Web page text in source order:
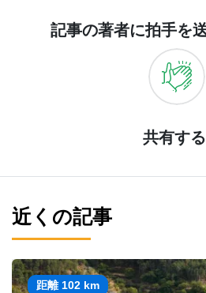
記事の著者に拍手を
共有す
近くの記事
距離 102 km